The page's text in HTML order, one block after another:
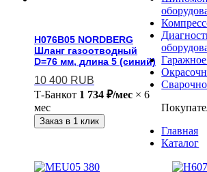
H076B05 NORDBERG
Шланг газоотводный
D=76 мм, длина 5 (синий)
10 400 RUB
Т-Банкот 1 734 ₽/мес × 6
мес
Заказ в 1 клик
Главная
Каталог